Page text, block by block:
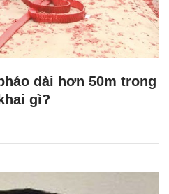
dài hơn 50m trong
gì?